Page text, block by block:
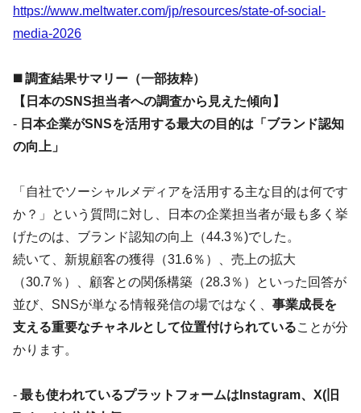
https://www.meltwater.com/jp/resources/state-of-social-
media-2026
◼️ 調査結果サマリー（一部抜粋）
【日本のSNS担当者への調査から見えた傾向】
- 日本企業がSNSを活用する最大の目的は「ブランド認知
の向上」
「自社でソーシャルメディアを活用する主な目的は何です
か？」という質問に対し、日本の企業担当者が最も多く挙
げたのは、ブランド認知の向上（44.3％)でした。
続いて、新規顧客の獲得（31.6％）、売上の拡大
（30.7％）、顧客との関係構築（28.3％）といった回答が
並び、SNSが単なる情報発信の場ではなく、 事業成長を
支える重要なチャネルとして位置付けられていることが分
かります。
- 最も使われているプラットフォームはInstagram、X(旧